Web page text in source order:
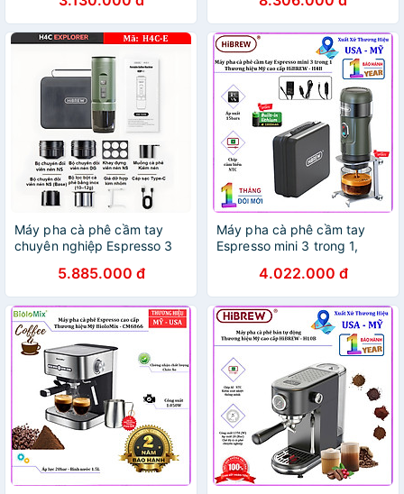
H5B. HÀNG CHÍNH HÃNG
20 chế độ xay. Thương hiệu
Mỹ cao cấp HiBREW - H20.
HÀNG CHÍNH HÃNG
Máy pha cà phê cầm tay
chuyên nghiệp Espresso 3
cả nóng và lạnh. Thương
hiệu Mỹ cao cấp HiBREW -
H4C. HÀNG CHÍNH HÃNG
5.885.000 đ
Máy pha cà phê cầm tay
Espresso mini 3 trong 1,
cấp H4A và H4B - HÀNG
CHÍNH HÃNG
4.022.000 đ